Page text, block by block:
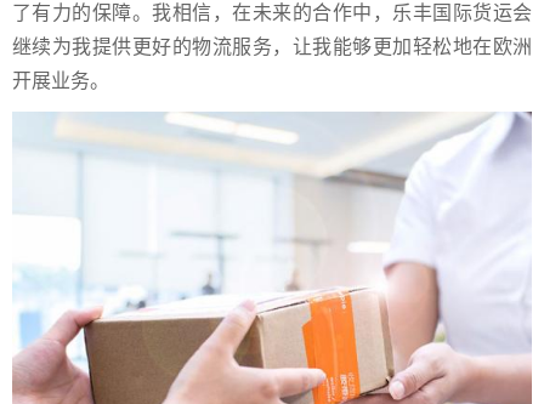
了有力的保障。我相信，在未来的合作中，乐丰国际货运会
继续为我提供更好的物流服务，让我能够更加轻松地在欧洲
开展业务。